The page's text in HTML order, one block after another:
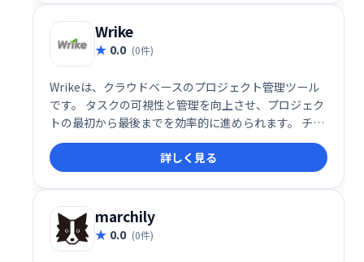
Wrike
0.0 (0件)
Wrikeは、クラウドベースのプロジェクト管理ツール
です。 タスクの可視性と管理を向上させ、プロジェク
トの最初から最後までを効率的に進められます。 チー
ムコラボレーションを促進し、スムーズなワークフロ
ーを実現することで、生産性向上に貢献します。
詳しく見る
marchily
0.0 (0件)